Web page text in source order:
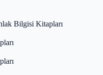
Bilgisi Kitapları